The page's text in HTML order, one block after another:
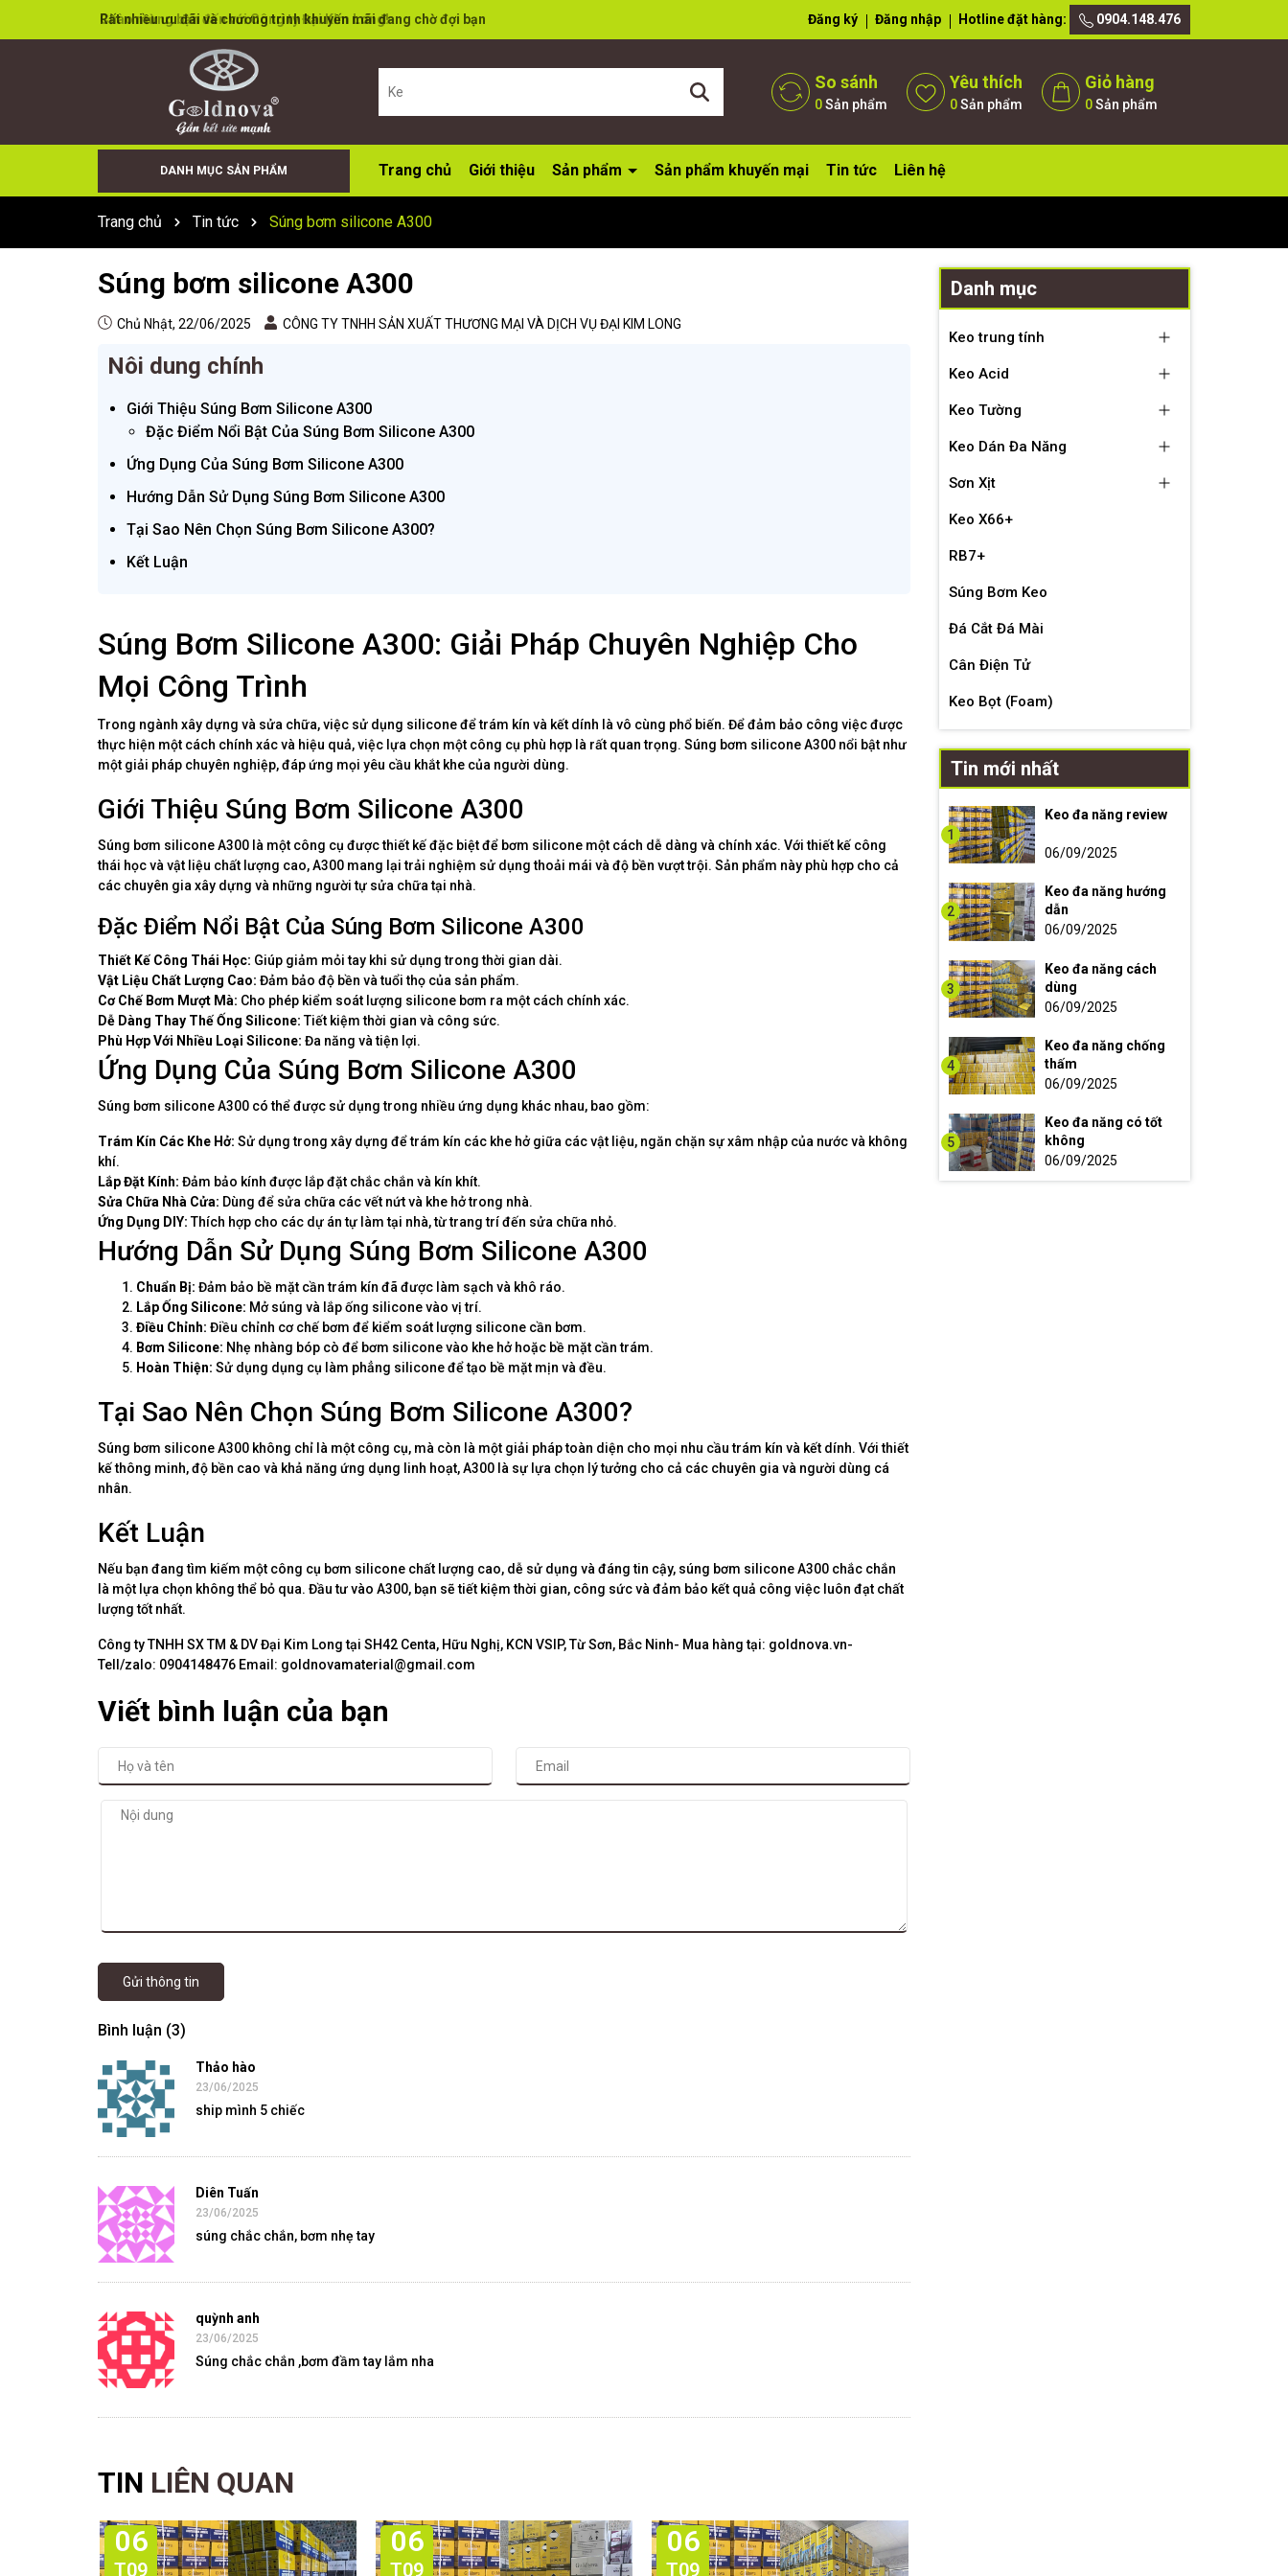
Rất nhiều ưu đãi và chương trình khuyến mãi đang chờ đợi bạn Đăng ký Đăng nhập Hotline đặt hàng: 0904.148.476
So sánh
0Sản phẩm
Yêu thích
0Sản phẩm
Giỏ hàng
0Sản phẩm
DANH MỤC SẢN PHẨM Trang chủ Giới thiệu Sản phẩm Sản phẩm khuyến mại Tin tức Liên hệ
Trang chủ Tin tức Súng bơm silicone A300
Súng bơm silicone A300
Chủ Nhật, 22/06/2025 CÔNG TY TNHH SẢN XUẤT THƯƠNG MẠI VÀ DỊCH VỤ ĐẠI KIM LONG
Nôi dung chính
Giới Thiệu Súng Bơm Silicone A300
Đặc Điểm Nổi Bật Của Súng Bơm Silicone A300
Ứng Dụng Của Súng Bơm Silicone A300
Hướng Dẫn Sử Dụng Súng Bơm Silicone A300
Tại Sao Nên Chọn Súng Bơm Silicone A300?
Kết Luận
Súng Bơm Silicone A300: Giải Pháp Chuyên Nghiệp Cho
Mọi Công Trình
Trong ngành xây dựng và sửa chữa, việc sử dụng silicone để trám kín và kết dính là vô cùng phổ biến. Để đảm bảo công việc được
thực hiện một cách chính xác và hiệu quả, việc lựa chọn một công cụ phù hợp là rất quan trọng. Súng bơm silicone A300 nổi bật như
một giải pháp chuyên nghiệp, đáp ứng mọi yêu cầu khắt khe của người dùng.
Giới Thiệu Súng Bơm Silicone A300
Súng bơm silicone A300 là một công cụ được thiết kế đặc biệt để bơm silicone một cách dễ dàng và chính xác. Với thiết kế công
thái học và vật liệu chất lượng cao, A300 mang lại trải nghiệm sử dụng thoải mái và độ bền vượt trội. Sản phẩm này phù hợp cho cả
các chuyên gia xây dựng và những người tự sửa chữa tại nhà.
Đặc Điểm Nổi Bật Của Súng Bơm Silicone A300
Thiết Kế Công Thái Học: Giúp giảm mỏi tay khi sử dụng trong thời gian dài.
Vật Liệu Chất Lượng Cao: Đảm bảo độ bền và tuổi thọ của sản phẩm.
Cơ Chế Bơm Mượt Mà: Cho phép kiểm soát lượng silicone bơm ra một cách chính xác.
Dễ Dàng Thay Thế Ống Silicone:Tiết kiệm thời gian và công sức.
Phù Hợp Với Nhiều Loại Silicone: Đa năng và tiện lợi.
Ứng Dụng Của Súng Bơm Silicone A300
Súng bơm silicone A300 có thể được sử dụng trong nhiều ứng dụng khác nhau, bao gồm:
Trám Kín Các Khe Hở: Sử dụng trong xây dựng để trám kín các khe hở giữa các vật liệu, ngăn chặn sự xâm nhập của nước và không
khí.
Lắp Đặt Kính: Đảm bảo kính được lắp đặt chắc chắn và kín khít.
Sửa Chữa Nhà Cửa: Dùng để sửa chữa các vết nứt và khe hở trong nhà.
Ứng Dụng DIY:Thích hợp cho các dự án tự làm tại nhà, từ trang trí đến sửa chữa nhỏ.
Hướng Dẫn Sử Dụng Súng Bơm Silicone A300
Chuẩn Bị: Đảm bảo bề mặt cần trám kín đã được làm sạch và khô ráo.
Lắp Ống Silicone: Mở súng và lắp ống silicone vào vị trí.
Điều Chỉnh: Điều chỉnh cơ chế bơm để kiểm soát lượng silicone cần bơm.
Bơm Silicone: Nhẹ nhàng bóp cò để bơm silicone vào khe hở hoặc bề mặt cần trám.
Hoàn Thiện: Sử dụng dụng cụ làm phẳng silicone để tạo bề mặt mịn và đều.
Tại Sao Nên Chọn Súng Bơm Silicone A300?
Súng bơm silicone A300 không chỉ là một công cụ, mà còn là một giải pháp toàn diện cho mọi nhu cầu trám kín và kết dính. Với thiết
kế thông minh, độ bền cao và khả năng ứng dụng linh hoạt, A300 là sự lựa chọn lý tưởng cho cả các chuyên gia và người dùng cá
nhân.
Kết Luận
Nếu bạn đang tìm kiếm một công cụ bơm silicone chất lượng cao, dễ sử dụng và đáng tin cậy, súng bơm silicone A300 chắc chắn
là một lựa chọn không thể bỏ qua. Đầu tư vào A300, bạn sẽ tiết kiệm thời gian, công sức và đảm bảo kết quả công việc luôn đạt chất
lượng tốt nhất.
Công ty TNHH SX TM & DV Đại Kim Long tại SH42 Centa, Hữu Nghị, KCN VSIP, Từ Sơn, Bắc Ninh- Mua hàng tại: goldnova.vn-
Tell/zalo: 0904148476 Email: goldnovamaterial@gmail.com
Viết bình luận của bạn
Gửi thông tin
Bình luận (3)
Thảo hào
23/06/2025
ship mình 5 chiếc
Diên Tuấn
23/06/2025
súng chắc chắn, bơm nhẹ tay
quỳnh anh
23/06/2025
Súng chắc chắn ,bơm đầm tay lắm nha
TIN LIÊN QUAN
06
T09
06
T09
06
T09
Danh mục
Keo trung tính
Keo Acid
Keo Tường
Keo Dán Đa Năng
Sơn Xịt
Keo X66+
RB7+
Súng Bơm Keo
Đá Cắt Đá Mài
Cân Điện Tử
Keo Bọt (Foam)
Tin mới nhất
1
Keo đa năng review
06/09/2025
2
Keo đa năng hướng
dẫn
06/09/2025
3
Keo đa năng cách
dùng
06/09/2025
4
Keo đa năng chống
thấm
06/09/2025
5
Keo đa năng có tốt
không
06/09/2025